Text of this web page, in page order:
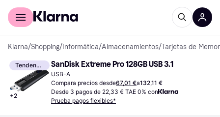
Comprar con Klarna
Klarna/Shopping/ Informática/Almacenamientos/Tarjetas de
Tendencia
+2
SanDisk Extreme Pro 128GB USB 3.1
USB-A
Compara precios desde67,01 €a132,11 €
Desde 3 pagos de 22,33 € TAE 0% con
Prueba pagos flexibles*